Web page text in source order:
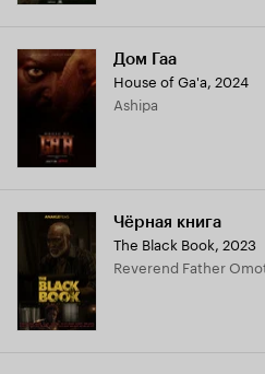
Дом Гаа
House of Ga'a, 2024
Ashipa
Чёрная книга
The Black Book, 2023
Reverend Father